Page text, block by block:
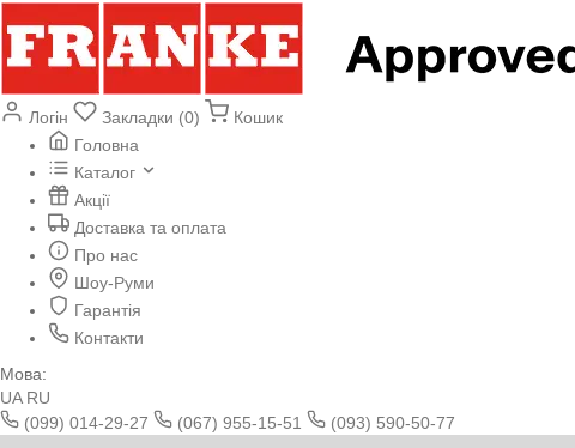
Логін Закладки (0)
Кошик
Головна
Каталог
Акції
Доставка та оплата
Про нас
Шоу-Руми
Гарантія
Контакти
Мова:
UA RU
(099) 014-29-27
(067) 955-15-51
(093) 590-50-77